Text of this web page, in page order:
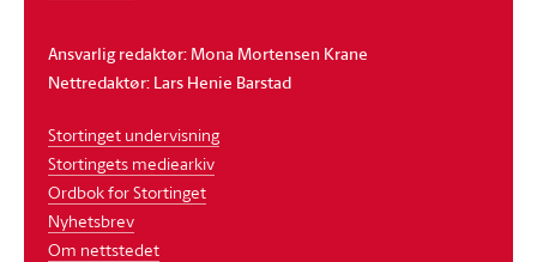
Ansvarlig redaktør: Mona Mortensen Krane
Nettredaktør: Lars Henie Barstad
Stortinget undervisning
Stortingets mediearkiv
Ordbok for Stortinget
Nyhetsbrev
Om nettstedet